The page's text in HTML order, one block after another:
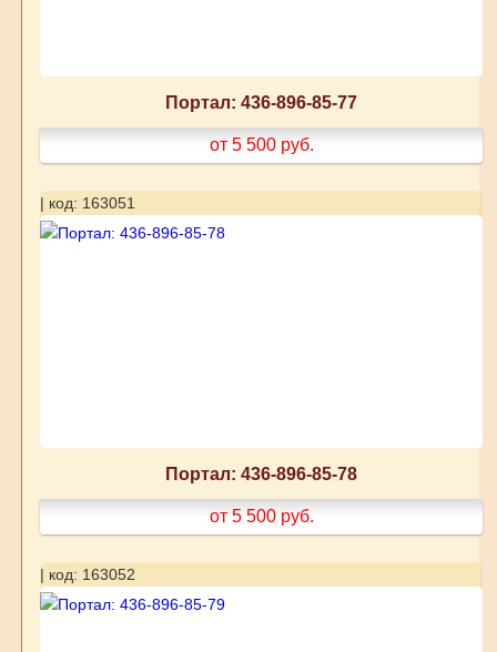
Портал: 436-896-85-77
от 5 500 руб.
| код: 163051
Портал: 436-896-85-78
от 5 500 руб.
| код: 163052